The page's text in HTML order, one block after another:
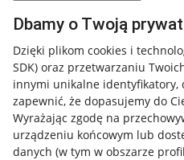
Dbamy o Twoją
Dzięki plikom cookies i
SDK) oraz przetwarzaniu
innymi unikalne identyfikatory,
zapewnić, że dopasujemy do
Wyrażając zgodę na
urządzeniu końcowym lub
danych (w tym w obszarze